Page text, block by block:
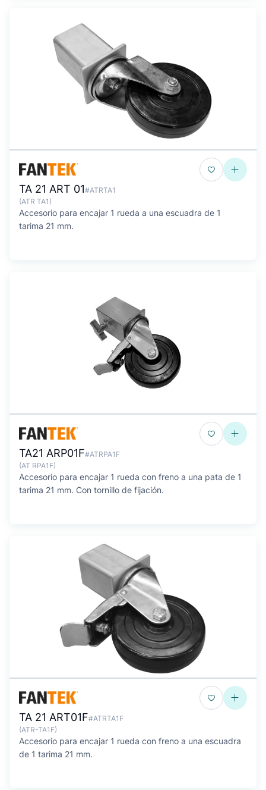
TA 21 ART 01#ATRTA1
(ATR TA1)
Accesorio para encajar 1 rueda a una escuadra de 1
tarima 21 mm.
TA21 ARP01F#ATRPA1F
(AT RPA1F)
Accesorio para encajar 1 rueda con freno a una pata de 1
tarima 21 mm. Con tornillo de fijación.
TA 21 ART01F#ATRTA1F
(ATR-TA1F)
Accesorio para encajar 1 rueda con freno a una escuadra
de 1 tarima 21 mm.